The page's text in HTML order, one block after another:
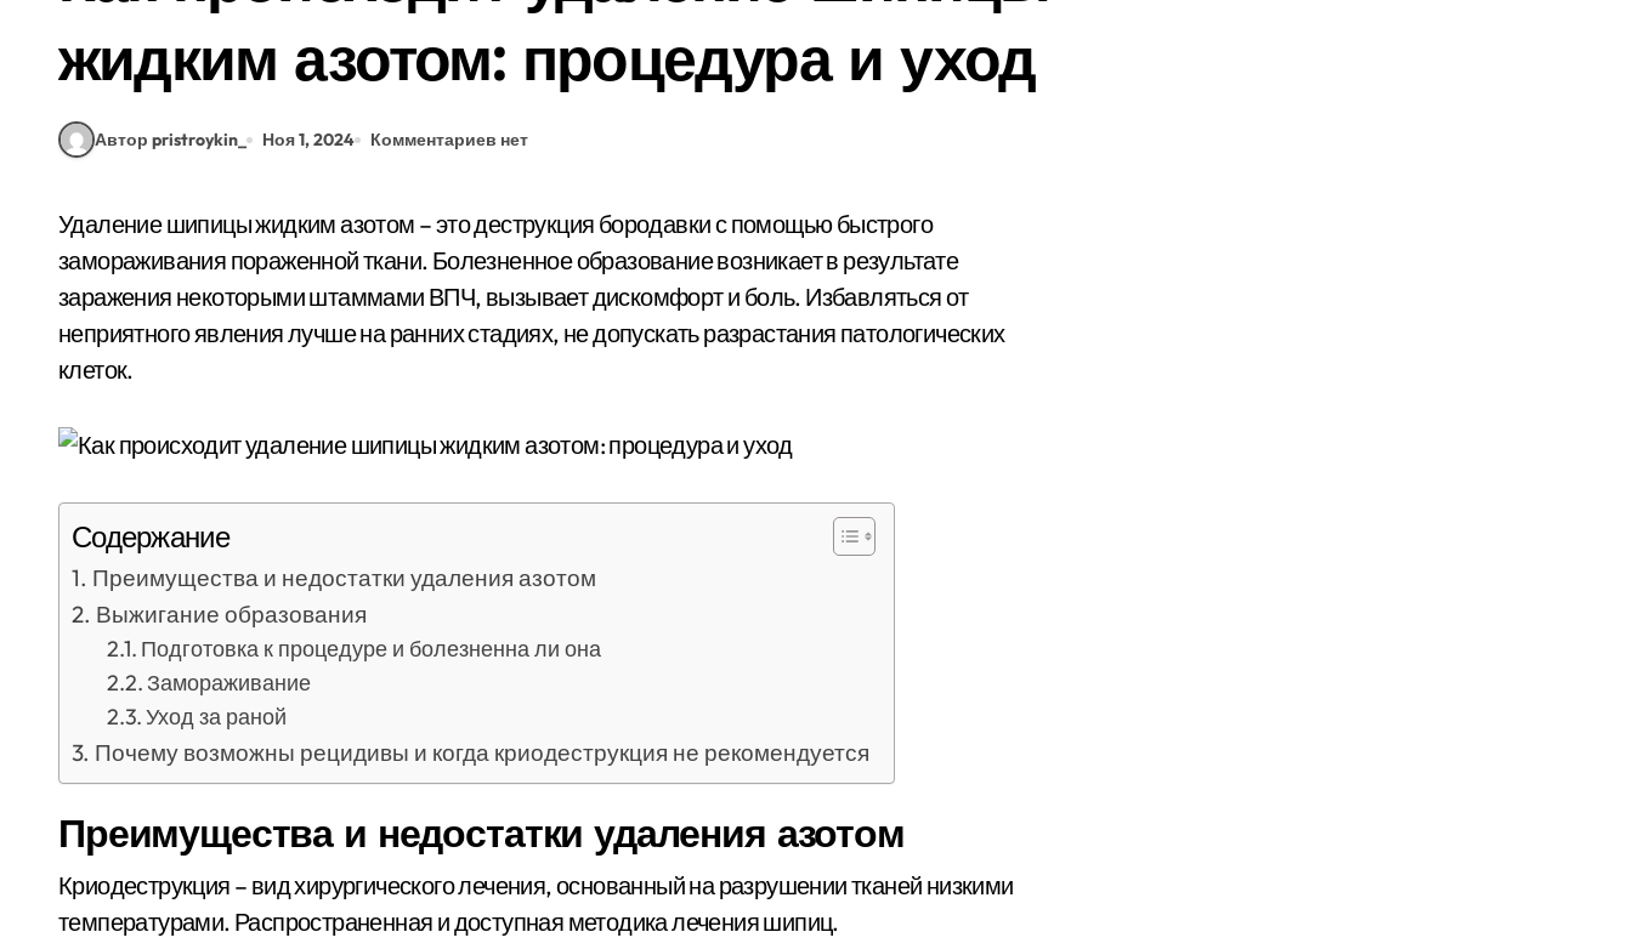
жидким азотом: процедура и уход
Автор pristroykin_ Ноя 1, 2024 Комментариев нет
Удаление шипицы жидким азотом – это деструкция бородавки с помощью быстрого
замораживания пораженной ткани. Болезненное образование возникает в результате
заражения некоторыми штаммами ВПЧ, вызывает дискомфорт и боль. Избавляться от
неприятного явления лучше на ранних стадиях, не допускать разрастания патологических
клеток.
Содержание
Преимущества и недостатки удаления азотом
Выжигание образования
Подготовка к процедуре и болезненна ли она
Замораживание
Уход за раной
Почему возможны рецидивы и когда криодеструкция не рекомендуется
Преимущества и недостатки удаления азотом
Криодеструкция – вид хирургического лечения, основанный на разрушении тканей низкими
температурами. Распространенная и доступная методика лечения шипиц.